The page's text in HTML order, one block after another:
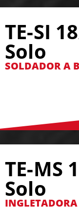
TE-SI
Solo
SOLDADOR A
TE-MS
Solo